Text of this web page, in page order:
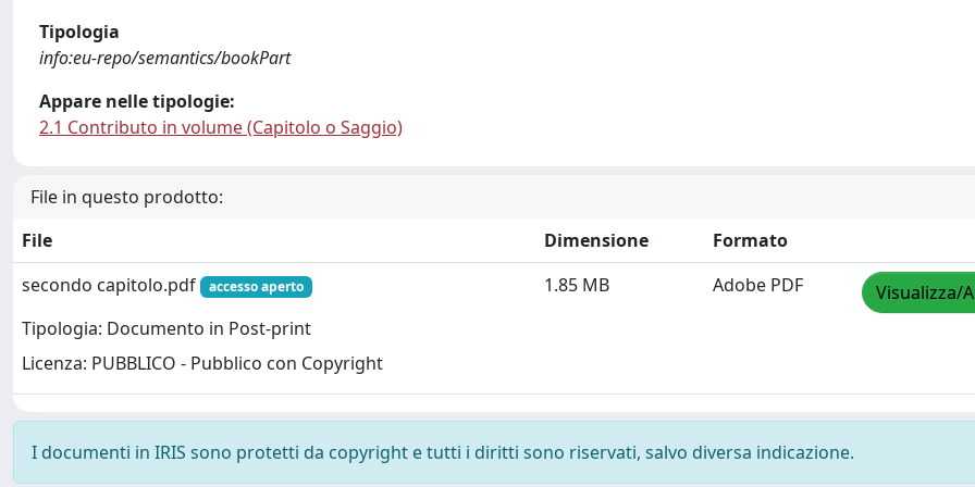
Tipologia
info:eu-repo/semantics/bookPart
Appare nelle tipologie:
2.1 Contributo in volume (Capitolo o Saggio)
File in questo prodotto:
File
Dimensione
Formato
secondo capitolo.pdf
accesso aperto
Tipologia: Documento in Post-print
Licenza: PUBBLICO - Pubblico con Copyright
1.85 MB Adobe PDF Visualizza/
I documenti in IRIS sono protetti da copyright e tutti i diritti sono riservati, salvo diversa indicazione.